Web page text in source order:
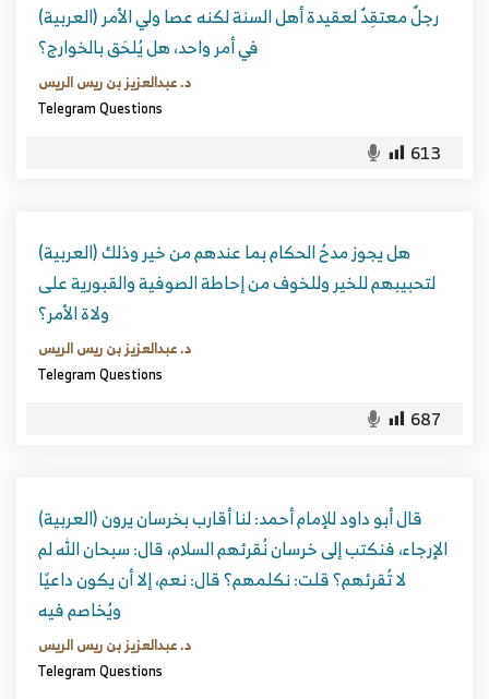
(العربية) رجلٌ معتقِدٌ لعقيدة أهل السنة لكنه عصا ولي الأمر
في أمر واحد، هل يُلحَق بالخوارج؟
د. عبدالعزيز بن ريس الريس
Telegram Questions
613
(العربية) هل يجوز مدحُ الحكام بما عندهم من خير وذلك
لتحبيبهم للخير وللخوف من إحاطة الصوفية والقبورية على
ولاة الأمر؟
د. عبدالعزيز بن ريس الريس
Telegram Questions
687
(العربية) قال أبو داود للإمام أحمد: لنا أقارب بخرسان يرون
الإرجاء، فنكتب إلى خرسان نُقرئهم السلام، قال: سبحان الله لم
لا تُقرئهم؟ قلت: نكلمهم؟ قال: نعم، إلا أن يكون داعيًا
ويُخاصم فيه
د. عبدالعزيز بن ريس الريس
Telegram Questions